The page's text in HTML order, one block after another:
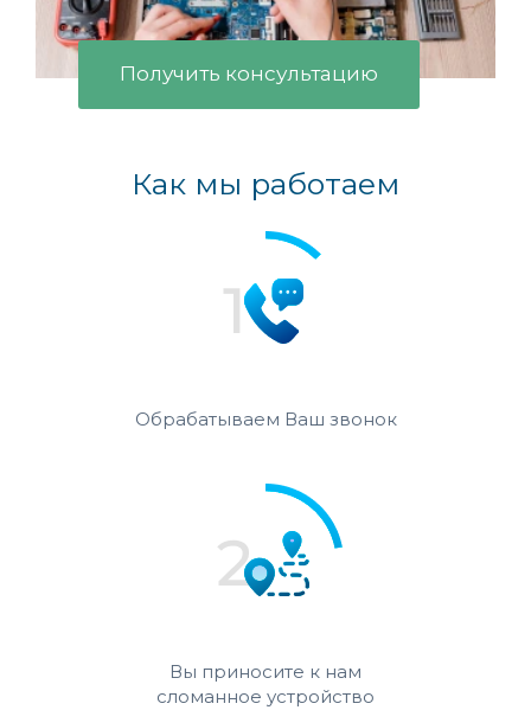
Получить консультацию
Как мы работаем
Обрабатываем Ваш звонок
Вы приносите к нам
сломанное устройство